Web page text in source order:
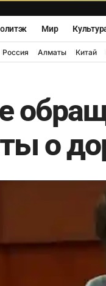
Мир
Россия Алматы Китай
о